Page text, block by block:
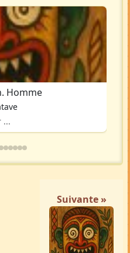
Homme
...
Suivante »